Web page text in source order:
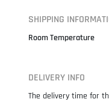
SHIPPING
Room Temperature
DELIVERY INFO
The delivery time for